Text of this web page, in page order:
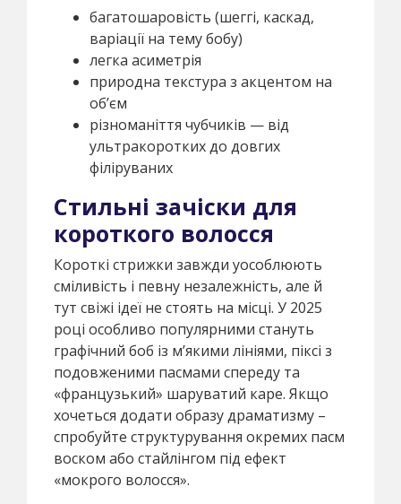
багатошаровість (шеггі, каскад,
варіації на тему бобу)
легка асиметрія
природна текстура з акцентом на
об’єм
різноманіття чубчиків — від
ультракоротких до довгих
філіруваних
Стильні зачіски для
короткого волосся
Короткі стрижки завжди уособлюють
сміливість і певну незалежність, але й
тут свіжі ідеї не стоять на місці. У 2025
році особливо популярними стануть
графічний боб із м’якими лініями, піксі з
подовженими пасмами спереду та
«французький» шаруватий каре. Якщо
хочеться додати образу драматизму –
спробуйте структурування окремих пасм
воском або стайлінгом під ефект
«мокрого волосся».